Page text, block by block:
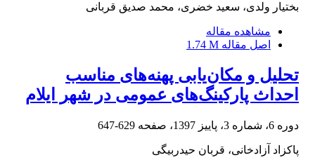
بختیار ولدی، سعید خضری، محمد صدیق قربانی
مشاهده مقاله
اصل مقاله 1.74 M
تحلیل و مکان‌یابی پهنه‌های مناسب
احداث پارکینگ‌های عمومی در شهر ایلام
دوره 6، شماره 3، پاییز 1397، صفحه 629-647
پاکزاد آزادخانی، قربان حیدربیگی